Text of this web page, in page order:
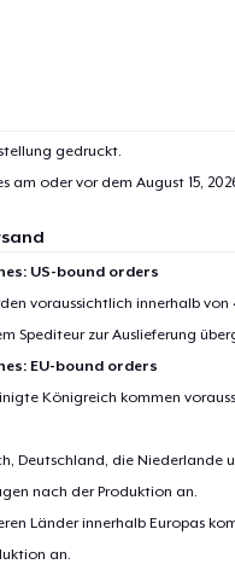
gedruckt.
am oder vor dem August 15,
US-bound orders
voraussichtlich innerhalb
Spediteur zur Auslieferung
EU-bound orders
Königreich kommen
Deutschland, die Niederlande
nach der Produktion an.
Länder innerhalb Europas
an.